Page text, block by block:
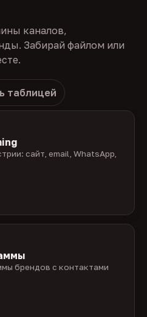
каналов,
Забирай файлом или
таблицей
сайт, email, WhatsApp,
брендов с контактами